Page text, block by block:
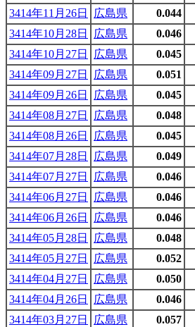
3414年11月26日
広島県 0.044
3414年10月28日
広島県 0.046
3414年10月27日
広島県 0.045
3414年09月27日
広島県 0.051
3414年09月26日
広島県 0.045
3414年08月27日
広島県 0.048
3414年08月26日
広島県 0.045
3414年07月28日
広島県 0.049
3414年07月27日
広島県 0.046
3414年06月27日
広島県 0.046
3414年06月26日
広島県 0.046
3414年05月28日
広島県 0.048
3414年05月27日
広島県 0.052
3414年04月27日
広島県 0.050
3414年04月26日
広島県 0.046
3414年03月27日
広島県 0.057